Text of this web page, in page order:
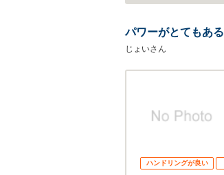
パワーがとてもある
じょいさん
ハンドリングが良い